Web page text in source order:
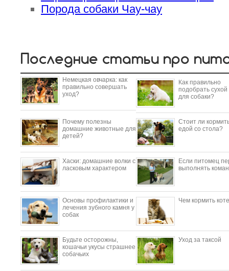
Порода собаки Чау-чау
Последние статьи про
Немецкая овчарка: как
правильно совершать
уход?
Как правильно
подобрать сухой
для собаки?
Почему полезны
домашние животные для
детей?
Стоит ли
едой со стола?
​Хаски: домашние волки с
ласковым характером
Если питомец
выполнять
Основы профилактики и
лечения зубного камня у
собак
Чем кормить
Будьте осторожны,
кошачьи укусы страшнее
собачьих
Уход за таксой